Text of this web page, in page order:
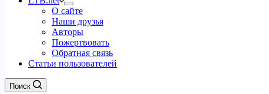
О сайте
Наши друзья
Авторы
Пожертвовать
Обратная связь
Статьи пользователей
Поиск